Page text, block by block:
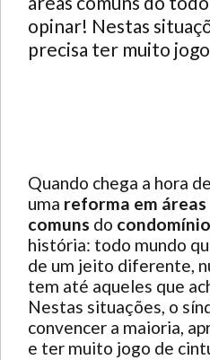
opinar! Nestas
precisa ter muito
Quando chega a hora
uma reforma em áreas
comuns do
história: todo mundo
de um jeito diferente,
tem até aqueles que
Nestas situações, o
convencer a maioria,
e ter muito jogo de